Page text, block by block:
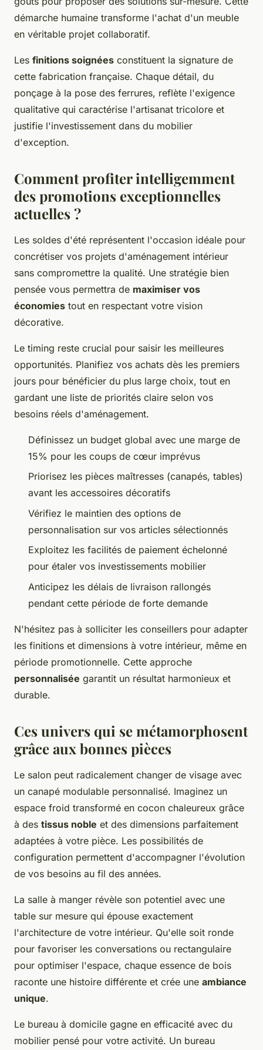
démarche humaine transforme l'achat d'un meuble
en véritable projet collaboratif.
Les finitions soignées constituent la signature de
cette fabrication française. Chaque détail, du
ponçage à la pose des ferrures, reflète l'exigence
qualitative qui caractérise l'artisanat tricolore et
justifie l'investissement dans du mobilier
d'exception.
Comment profiter intelligemment
des promotions exceptionnelles
actuelles ?
Les soldes d'été représentent l'occasion idéale pour
concrétiser vos projets d'aménagement intérieur
sans compromettre la qualité. Une stratégie bien
pensée vous permettra de maximiser vos
économies tout en respectant votre vision
décorative.
Le timing reste crucial pour saisir les meilleures
opportunités. Planifiez vos achats dès les premiers
jours pour bénéficier du plus large choix, tout en
gardant une liste de priorités claire selon vos
besoins réels d'aménagement.
Définissez un budget global avec une marge de
15% pour les coups de cœur imprévus
Priorisez les pièces maîtresses (canapés, tables)
avant les accessoires décoratifs
Vérifiez le maintien des options de
personnalisation sur vos articles sélectionnés
Exploitez les facilités de paiement échelonné
pour étaler vos investissements mobilier
Anticipez les délais de livraison rallongés
pendant cette période de forte demande
N'hésitez pas à solliciter les conseillers pour adapter
les finitions et dimensions à votre intérieur, même en
période promotionnelle. Cette approche
personnalisée garantit un résultat harmonieux et
durable.
Ces univers qui se métamorphosent
grâce aux bonnes pièces
Le salon peut radicalement changer de visage avec
un canapé modulable personnalisé. Imaginez un
espace froid transformé en cocon chaleureux grâce
à des tissus noble et des dimensions parfaitement
adaptées à votre pièce. Les possibilités de
configuration permettent d'accompagner l'évolution
de vos besoins au fil des années.
La salle à manger révèle son potentiel avec une
table sur mesure qui épouse exactement
l'architecture de votre intérieur. Qu'elle soit ronde
pour favoriser les conversations ou rectangulaire
pour optimiser l'espace, chaque essence de bois
raconte une histoire différente et crée une ambiance
unique.
Le bureau à domicile gagne en efficacité avec du
mobilier pensé pour votre activité. Un bureau